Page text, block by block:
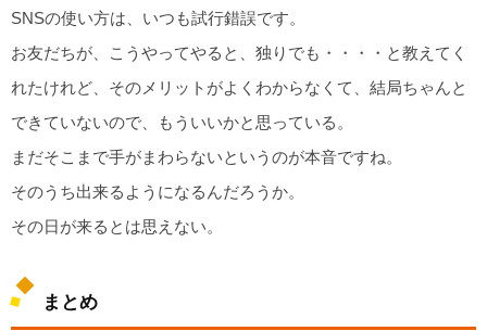
SNSの使い方は、いつも試行錯誤です。
お友だちが、こうやってやると、独りでも・・・・と教えてく
れたけれど、そのメリットがよくわからなくて、結局ちゃんと
できていないので、もういいかと思っている。
まだそこまで手がまわらないというのが本音ですね。
そのうち出来るようになるんだろうか。
その日が来るとは思えない。
まとめ